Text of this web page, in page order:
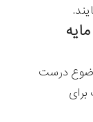
درست